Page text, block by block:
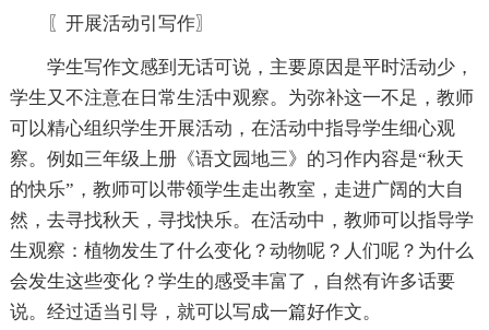
〖开展活动引写作〗
学生写作文感到无话可说，主要原因是平时活动少，
学生又不注意在日常生活中观察。为弥补这一不足，教师
可以精心组织学生开展活动，在活动中指导学生细心观
察。例如三年级上册《语文园地三》的习作内容是“秋天
的快乐”，教师可以带领学生走出教室，走进广阔的大自
然，去寻找秋天，寻找快乐。在活动中，教师可以指导学
生观察：植物发生了什么变化？动物呢？人们呢？为什么
会发生这些变化？学生的感受丰富了，自然有许多话要
说。经过适当引导，就可以写成一篇好作文。